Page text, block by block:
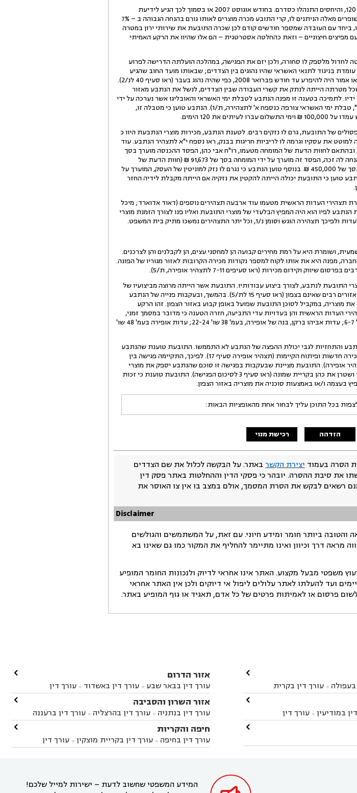
10.הנתבע טוען כי במשך השנים תנאי התשלום עמדו על שוטף פלוס 120, והיחסים התנהלו כסדרם. בחודש אוגוסט 2007 או בסמוך לכך הגיע לידיעת
הנתבע, לטענתו, מידע לפיו גורם אחר באזור ההפצה זוכה לתנאים משופרים מאלה הניתנים לו, קרי התובע מכרה מוצרים לאותו גורם בהנחה הגבוהה ב – 7%
ביחד עם העובדה שמספר חודשים קודם לכן שכרה התובעת את שירותי ירון במטרה
מפיצים חיצוניים – וזאת כהחלטה אסטרטגית – הם אלו שהיוו את הרקע האמיתי
לחדול מלספק לו סחורה, ולכן יזם את הפגישה, במהלכה הועלתה הדרישה לפרוע
בניגוד לתנאי האשראי שהיו נהוגים בין הצדדים; שבאותו מועד החוב שהגיע
מועד פירעונו עמד על סך של 38,761 ₪ בלבד; ואילו סכום החוב במלואו אמור היה להיפרע עד חודש פברואר 2008, כפי שהיה נהוג בעבר (ראו סעיף 40 לנ/2).
התובעת יצרה "סכסוך וירטואלי" (סעיף 42 לנ/2) כשכל מטרתה הייתה לנתק את קשרי העבודה שבין הצדדים, לנשל את הנתבע מאזור
לתמיכה בטענה זו מפנה הנתבע לטבלת ימי האשראי והאובליגו אשר נערכה על ידי
", טבלת ימי האשראי צורפה כנספח א' לתצהירה, ת/1). הנתבע טוען כי מטבלה זו,
את 120 הימים.
של התובעת, גרם לו נזקים רבים. לטענת הנתבע, מכירות מוצרי הנתבעת היוו כ
למוטט את עסקיו וגרמה לו לריביות חריגות בבנק, ראו נספח י"א לתצהיר הנתבע. עוד
כי היה על התובעת לתת לו הודעה מוקדמת של 3 שנים, ובהתאם לחוות הדעת של המומחה מטעמו, רו"ח אבי כהן, הפסד ההכנסה מוערך בסך
של 362,703 ₪; עוד טוען הנתבע כי נגרם לו נזק המתבטא באובדן ההנחה לה זכה, הפסד זה מוערך על ידי המומחה בסך של 91,673 ₪ (חוות הדעת של
המומחה אבי כהן סומנה נ/3). סכום הנזק הוערך על ידי המומחה כהן בסך של 450,000 ₪. בנוסף טוען הנתבע כי נגרם לו נזק למוניטין של העסק, המוערך על
לכתב התביעה שכנגד). הנתבע טוען כי התובעת יכולה הייתה להקטין את נזקיה אם הייתה מקבלת לידיה החזר
תצהירי העדות הראשית מטעמו עוד ארבעה תצהירים נוספים (דאוד אדוארד; מיכל
לפיו הוא היה המפיץ הבלעדי של מוצרי התובעת ואליו פנו לצורך הזמנת מוצרי
נ/1, וכל יתר התצהירים נמשכו מתיק בית המשפט.
ושומרת היא על רמת מחירים קבועה הן למחסני עצים, הן לקבלנים והן לצרכנים.
מפנה היא את אותו לקוח למספר נקודות מכירה הקרובות לאזור מגוריו של הפונה.
וקידום מכירות (ראו סעיפים 7-11 לתצהיר אופירה, ת/5).
התובעת לנתבע, לצורך ביצוע עבודותיו. התובעת אשר הייתה מרוצה מביצועיו של
הנתבע כקבלן ביצוע עבודות שימור עץ, הפנתה אליו עבודות רבות באזורים רבים שאינם בצפון (ראו סעיף 15 לת/5). בהמשך, ובעקבות פנייה של הנתבע
מוצריה, במקביל לסוכן התובעת שפועל באופן קבוע באזור הצפון. זהו הרקע
העדות הראשית והן בעדויות עדי התביעה, חזרה הטענה כי מדובר במסמך זמני,
ניסיוני, שנכתב לצורכי משא ומתן בלבד (ראו עדויות ירון בעמ' 26 שו' 6-7; עדות אביהו ברקן, בנה של אופירה, בעמ' 38 שו' 22-24; עדות אופירה בעמ' 48 שו'
מרוצה מביצועיו של הנתבע והתחזיות לגבי יכולת ההפצה של הנתבע לא התממשו. התובעת טוענת שהנתבע
התמקד בצריכת מוצריה לצורך צריכה עצמית ולא בפתיחת נקודות מכירה חדשות ופיתוח הקיימות (תצהיר אופירה סעיף 17). לפיכך, התקיימה פגישה בין
ביום 28/1/07 בעקבותיה נוסח סיכום פגישה (נספח א'2 לתצהיר אופירה). התובעת מציינת שבעקבות בפגישה זו סוכם שהנתבע יספק את מוצרי
התובעת לשלוש חנויות בלבד – טבע העץ בכרמיאל, חי פרזול בחצור ושטרן את כהן בקריית שמונה (ראו סעיף 3 לסיכום הפגישה). התובעת טוענת כי זכות
בעצמה ו/או באמצעות סוכניה את מוצריה באזור הצפון.
בכל התוכן עליך לבחור אחת מהאופציות הבאות:
הזדהה רכישת מנוי
הסרה בעמוד יצירת הקשר באתר. על הבקשה לכלול את שם הצדדים
את סיבת ההסרה. יובהר כי פסקי הדין וההחלטות באתר פסק דין
רשאים לבקש את הסרת המסמך, אולם במצב בו אין צו האוסר את
Disclaimer
ביותר חומר ומידע חיוני. עם זאת, על המשתמשים והגולשים
מראה דרך וכיוון ואינו מתיימר להחליף את המקור כמו גם שאינו בא
משפטי מבעל מקצוע. האתר אינו אחראי לדיוק ולנכונות החומר המופיע
ועד להעלתו לאתר עלולים ליפול אי דיוקים ולכן אין האתר אחראי
פרסום או לאמיתות פרטים של כל אדם, תאגיד או גוף המופיע באתר.
בעפולה 
עורך דין בקרית
דין בראש פינה
עורך דין
מגדים
עורך דין בעכו
עורך

במודיעין 
עורך דין
ציון עורך דין בגיזו



אזור הדרום
עורך דין בבאר שבע  עורך דין באשדוד 
עורך דין
באשקלון
עורך דין בבאר טוביה עורך דין בגן יבנה
עורך דין בניר הבנים עורך דין בערד
זיקים
עורך דין בנתיבות עורך דין בקרית מלאכי

אזור השרון והסביבה
עורך דין בנתניה  עורך דין בהרצליה  עורך דין ברעננה
עורך דין בחדרה עורך דין בכפר סבא
עורך דין בהוד
השרון
עורך דין באבן יהודה
עורך דין בחריש עורך דין בקיסריה עורך דין בקדימה

חיפה והקריות
עורך דין בחיפה  עורך דין בקריית מוצקין 
עורך דין
בקרית מוצקין
עורך דין בקריית אתא
עורך דין

המידע המשפטי שחשוב לדעת – ישירות למייל שלכם!